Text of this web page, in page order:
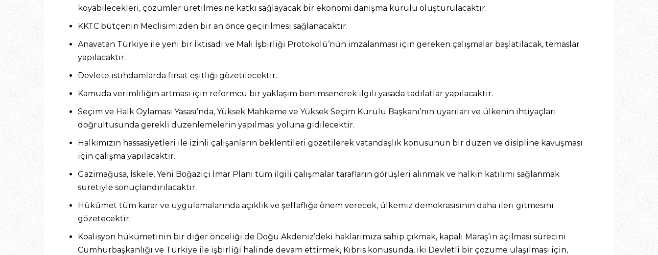
koyabilecekleri, çözümler üretilmesine katkı sağlayacak bir ekonomi danışma kurulu oluşturulacaktır.
KKTC bütçenin Meclisimizden bir an önce geçirilmesi sağlanacaktır.
Anavatan Türkiye ile yeni bir İktisadi ve Mali İşbirliği Protokolü’nün imzalanması için gereken çalışmalar başlatılacak, temaslar
yapılacaktır.
Devlete istihdamlarda fırsat eşitliği gözetilecektir.
Kamuda verimliliğin artması için reformcu bir yaklaşım benimsenerek ilgili yasada tadilatlar yapılacaktır.
Seçim ve Halk Oylaması Yasası’nda, Yüksek Mahkeme ve Yüksek Seçim Kurulu Başkanı’nın uyarıları ve ülkenin ihtiyaçları
doğrultusunda gerekli düzenlemelerin yapılması yoluna gidilecektir.
Halkımızın hassasiyetleri ile izinli çalışanların beklentileri gözetilerek vatandaşlık konusunun bir düzen ve disipline kavuşması
için çalışma yapılacaktır.
Gazimağusa, İskele, Yeni Boğaziçi İmar Planı tüm ilgili çalışmalar tarafların görüşleri alınmak ve halkın katılımı sağlanmak
suretiyle sonuçlandırılacaktır.
Hükümet tüm karar ve uygulamalarında açıklık ve şeffaflığa önem verecek, ülkemiz demokrasisinin daha ileri gitmesini
gözetecektir.
Koalisyon hükümetinin bir diğer önceliği de Doğu Akdeniz’deki haklarımıza sahip çıkmak, kapalı Maraş’ın açılması sürecini
Cumhurbaşkanlığı ve Türkiye ile işbirliği halinde devam ettirmek, Kıbrıs konusunda, iki Devletli bir çözüme ulaşılması için,